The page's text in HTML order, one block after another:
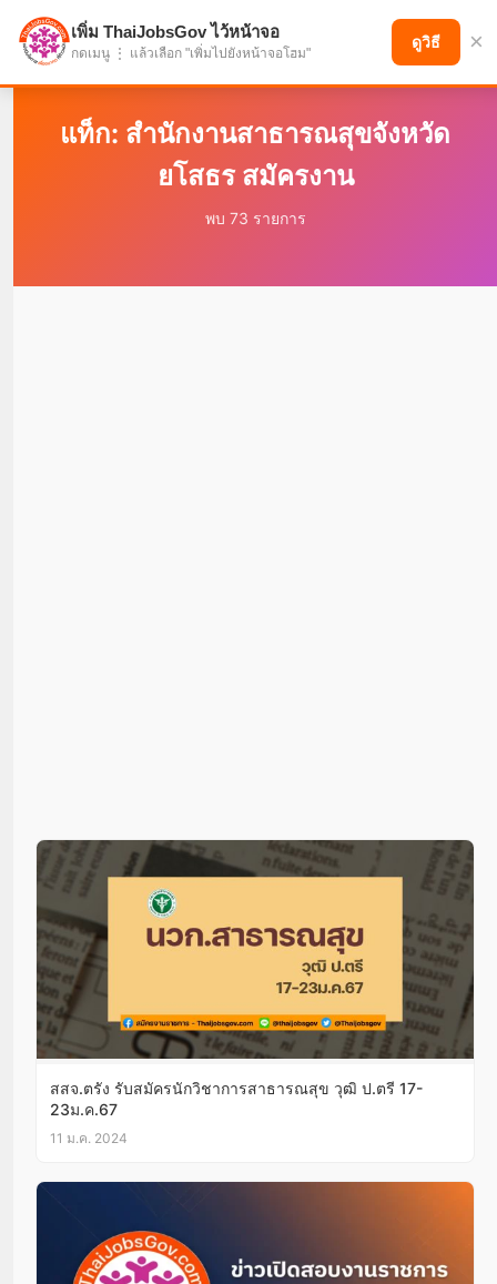
แบ่งปันโอกาส เพื่ออนาคตที่ก้าวหน้า
แท็ก: สำนักงานสาธารณสุขจังหวัด
ยโสธร สมัครงาน
พบ 73 รายการ
สสจ.ตรัง รับสมัครนักวิชาการสาธารณสุข วุฒิ ป.ตรี 17-
23ม.ค.67
11 ม.ค. 2024
เพิ่ม ThaiJobsGov ไว้หน้าจอ
กดเมนู ⋮ แล้วเลือก "เพิ่มไปยังหน้าจอโฮม"
ดูวิธี ×